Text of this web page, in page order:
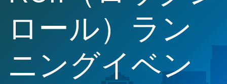
ロール）ラン
ニングイベン